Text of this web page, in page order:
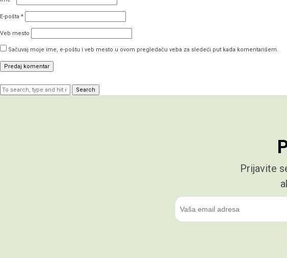
E-pošta *
Veb mesto
Sačuvaj moje ime, e-poštu i veb mesto u ovom pregledaču veba za sledeći put kada komentarišem.
Search
Prijavite